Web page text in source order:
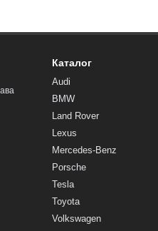
Каталог
Audi
BMW
Land Rover
Lexus
Mercedes-Benz
Porsche
Tesla
Toyota
Volkswagen